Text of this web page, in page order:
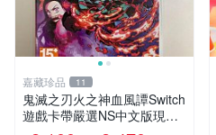
嘉藏珍品 11
鬼滅之刃火之神血風譚Switch
遊戲卡帶嚴選NS中文版現貨